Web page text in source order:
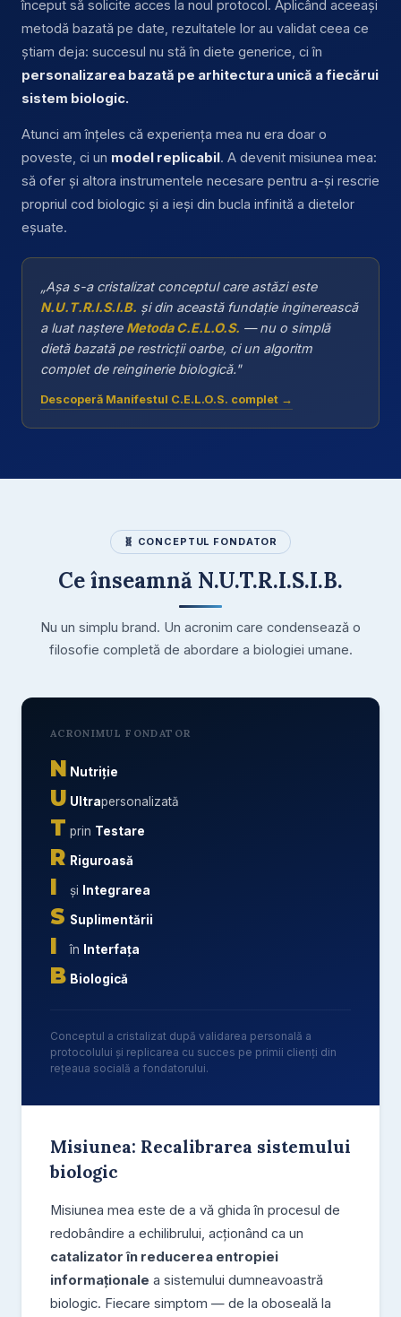
început să solicite acces la noul protocol. Aplicând aceeași
metodă bazată pe date, rezultatele lor au validat ceea ce
știam deja: succesul nu stă în diete generice, ci în
personalizarea bazată pe arhitectura unică a fiecărui
sistem biologic.
Atunci am înțeles că experiența mea nu era doar o
poveste, ci un model replicabil. A devenit misiunea mea:
să ofer și altora instrumentele necesare pentru a-și rescrie
propriul cod biologic și a ieși din bucla infinită a dietelor
eșuate.
„Așa s-a cristalizat conceptul care astăzi este
N.U.T.R.I.S.I.B. și din această fundație inginerească
a luat naștere Metoda C.E.L.O.S. — nu o simplă
dietă bazată pe restricții oarbe, ci un algoritm
complet de reinginerie biologică."
Descoperă Manifestul C.E.L.O.S. complet →
🧬 CONCEPTUL FONDATOR
Ce înseamnă N.U.T.R.I.S.I.B.
Nu un simplu brand. Un acronim care condensează o
filosofie completă de abordare a biologiei umane.
ACRONIMUL FONDATOR
N Nutriție
U Ultrapersonalizată
T prin Testare
R Riguroasă
I și Integrarea
S Suplimentării
I în Interfața
B Biologică
Conceptul a cristalizat după validarea personală a
protocolului și replicarea cu succes pe primii clienți din
rețeaua socială a fondatorului.
Misiunea: Recalibrarea sistemului
biologic
Misiunea mea este de a vă ghida în procesul de
redobândire a echilibrului, acționând ca un
catalizator în reducerea entropiei
informaționale a sistemului dumneavoastră
biologic. Fiecare simptom — de la oboseală la